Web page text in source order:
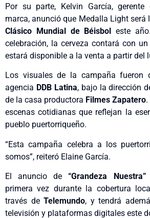
Por su parte, Kelvin García,
marca, anunció que Medalla Light será
Clásico Mundial de Béisbol este
celebración, la cerveza contará con
estará disponible a la venta a partir del
Los visuales de la campaña fueron
agencia DDB Latina, bajo la dirección
de la casa productora Filmes Zapatero
escenas cotidianas que reflejan la
pueblo puertorriqueño.
“Esta campaña celebra a los
somos”, reiteró Elaine García.
El anuncio de“Grandeza Nuestra”
primera vez durante la cobertura
través de Telemundo, y tendrá
televisión y plataformas digitales este